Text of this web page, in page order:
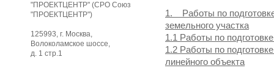
"ПРОЕКТЦЕНТР" (СРО Союз
"ПРОЕКТЦЕНТР")
125993, г. Москва,
Волоколамское шоссе,
д. 1 стр.1
1. Работы по
земельного участка
1.1 Работы по
1.2 Работы по
линейного объекта